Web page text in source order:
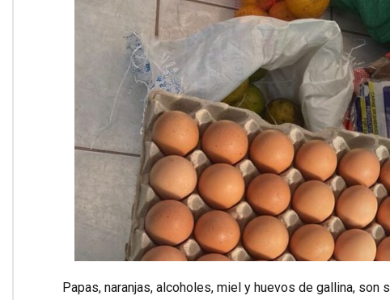
Papas, naranjas, alcoholes, miel y huevos de gallina,